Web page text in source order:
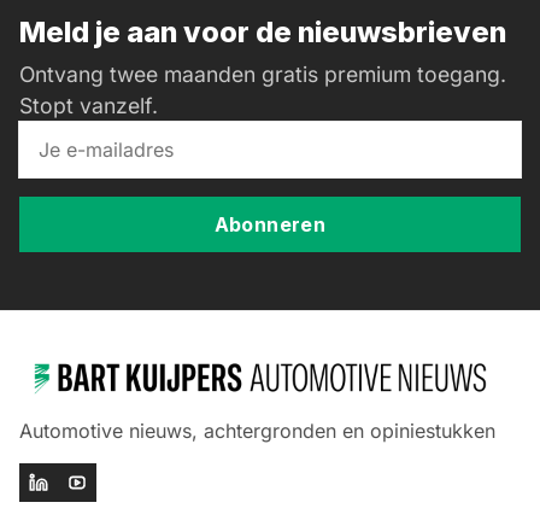
Meld je aan voor de nieuwsbrieven
Ontvang twee maanden gratis premium toegang.
Stopt vanzelf.
Abonneren
Automotive nieuws, achtergronden en opiniestukken